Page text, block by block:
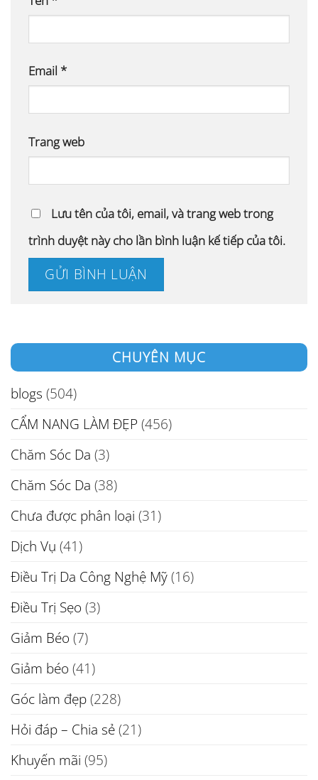
Email *
Trang web
Lưu tên của tôi, email, và trang web trong
trình duyệt này cho lần bình luận kế tiếp của tôi.
CHUYÊN MỤC
blogs (504)
CẨM NANG LÀM ĐẸP (456)
Chăm Sóc Da (3)
Chăm Sóc Da (38)
Chưa được phân loại (31)
Dịch Vụ (41)
Điều Trị Da Công Nghệ Mỹ(16)
Điều Trị Sẹo (3)
Giảm Béo (7)
Giảm béo (41)
Góc làm đẹp(228)
Hỏi đáp – Chia sẻ(21)
Khuyến mãi (95)